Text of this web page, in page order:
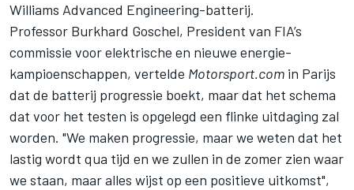
Williams Advanced Engineering-batterij.
Professor Burkhard Goschel, President van FIA’s
commissie voor elektrische en nieuwe energie-
kampioenschappen, vertelde Motorsport.com in Parijs
dat de batterij progressie boekt, maar dat het schema
dat voor het testen is opgelegd een flinke uitdaging zal
worden. "We maken progressie, maar we weten dat het
lastig wordt qua tijd en we zullen in de zomer zien waar
we staan, maar alles wijst op een positieve uitkomst",